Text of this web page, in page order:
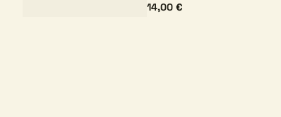
14,00 €